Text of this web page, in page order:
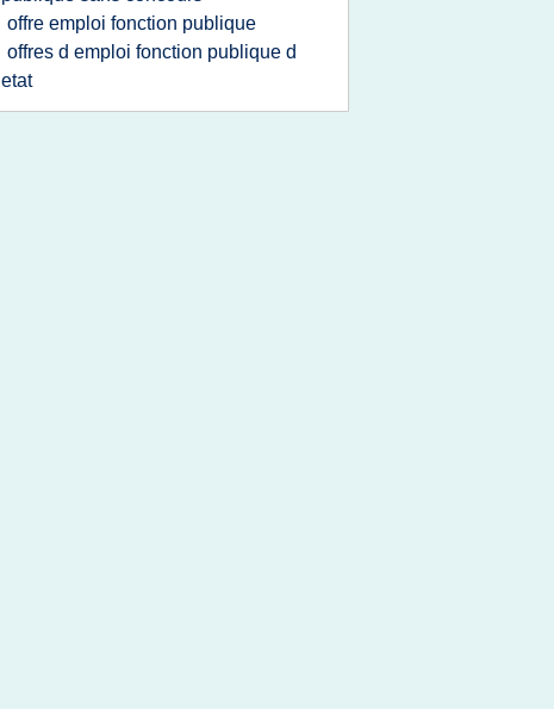
offre emploi fonction publique
offres d emploi fonction publique d
etat